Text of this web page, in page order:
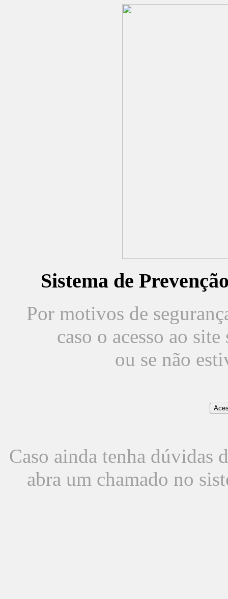
Sistema de
Por motivos de
caso o acesso ao
ou se não
Caso ainda tenha dúvidas
abra um chamado no